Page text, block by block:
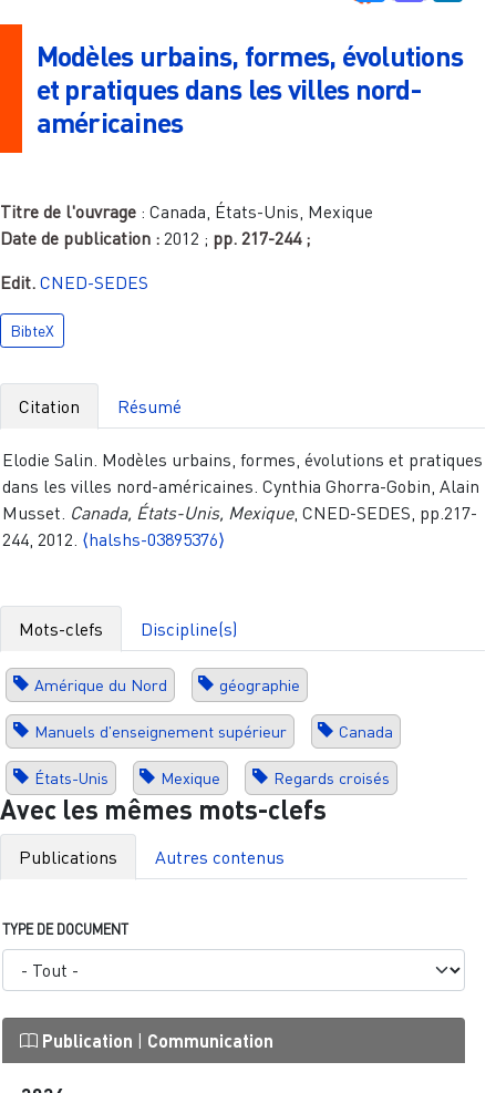
Modèles urbains, formes, évolutions
et pratiques dans les villes nord-
américaines
Titre de l'ouvrage : Canada, États-Unis, Mexique
Date de publication : 2012 ; pp. 217-244 ;
Edit. CNED-SEDES
BibteX
Citation Résumé
Elodie Salin. Modèles urbains, formes, évolutions et pratiques
dans les villes nord-américaines. Cynthia Ghorra-Gobin, Alain
Musset. Canada, États-Unis, Mexique, CNED-SEDES, pp.217-
244, 2012. ⟨halshs-03895376⟩
Mots-clefs Discipline(s)
Amérique du Nord géographie
Manuels d'enseignement supérieur Canada
États-Unis Mexique Regards croisés
Avec les mêmes mots-clefs
Publications Autres contenus
TYPE DE DOCUMENT
Publication | Communication